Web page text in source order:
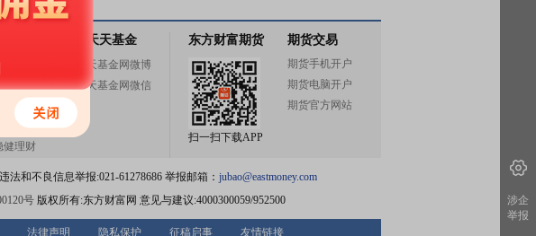
，风险自担。
金开户
金交易
活期宝
基金产品
健理财
关注天天基金
天天基金网微博
天天基金网微信
东方财富期货
扫一扫下载APP
期货交易
期货手机开户
期货电脑开户
期货官方网站
和不良信息举报:021-61278686 举报邮箱： jubao@eastmoney.com
号版权所有:东方财富网 意见与建议:4000300059/952500
法律声明 隐私保护 征稿启事 友情链接
涉企
举报